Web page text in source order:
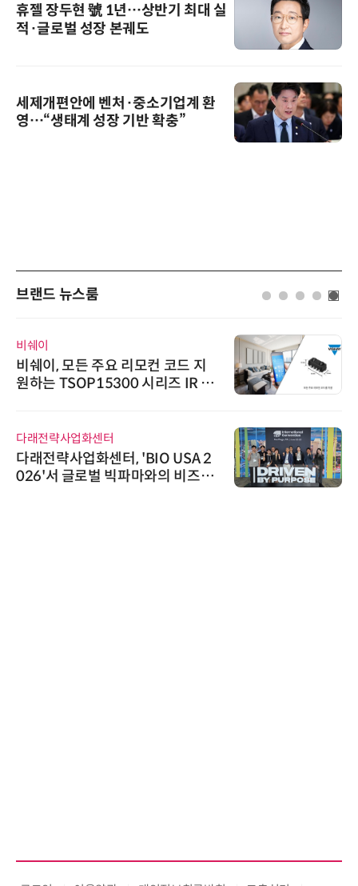
휴젤 장두현 號 1년…상반기 최대 실
적·글로벌 성장 본궤도
세제개편안에 벤처·중소기업계 환
영…“생태계 성장 기반 확충”
브랜드 뉴스룸
비쉐이
비쉐이, 모든 주요 리모컨 코드 지
원하는 TSOP15300 시리즈 IR 수
다래전략사업화센터
다래전략사업화센터, 'BIO USA 2
026'서 글로벌 빅파마와의 비즈니